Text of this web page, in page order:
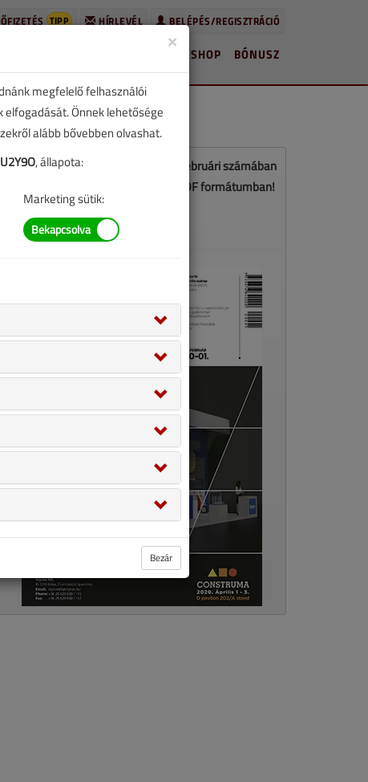
BELÉPÉS/REGISZTRÁCIÓ
HÍRLEVÉL
TIPP
BÓNUSZ
SHOP
Ez a cikk a VGF&HKL 2020. január-februári számában
jelent meg. Töltse le a lapszámot PDF formátumban!
×
megfelelő felhasználói
Önnek lehetősége
alább bővebben olvashat.
, állapota:
Marketing sütik:
Bezár